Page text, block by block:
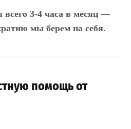
всего 3-4 часа в месяц —
мы берем на себя.
помощь от